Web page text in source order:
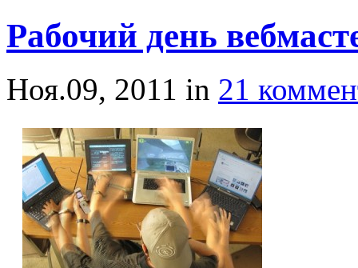
Рабочий день
Ноя.09, 2011 in 21